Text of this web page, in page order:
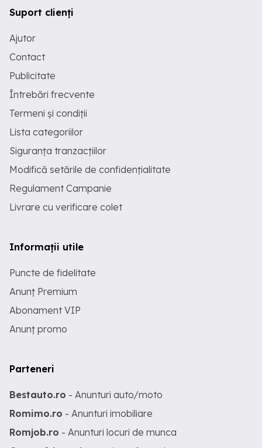
Suport clienți
Ajutor
Contact
Publicitate
Întrebări frecvente
Termeni și condiții
Lista categoriilor
Siguranța tranzacțiilor
Modifică setările de confidențialitate
Regulament Campanie
Livrare cu verificare colet
Informații utile
Puncte de fidelitate
Anunț Premium
Abonament VIP
Anunț promo
Parteneri
Bestauto.ro - Anunturi auto/moto
Romimo.ro - Anunturi imobiliare
Romjob.ro - Anunturi locuri de munca